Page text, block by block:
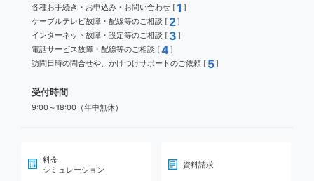
各種お手続き・お申込み・お問い合わせ [1 ]
ケーブルテレビ故障・配線等のご相談 [ 2]
インターネット故障・設定等のご相談 [ 3 ]
電話サービス故障・配線等のご相談 [4]
訪問日時の問合せや、かけつけサポートのご依頼 [ 5]
受付時間
9:00～18:00（年中無休）
料金
シミュレーション
資料請求